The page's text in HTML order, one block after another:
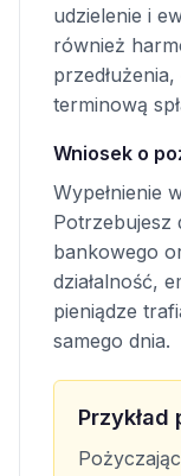
udzielenie i
również
terminową
Wniosek o
Wypełnienie
Potrzebujesz
bankowego
działalność,
pieniądze
samego dnia.
Przykład